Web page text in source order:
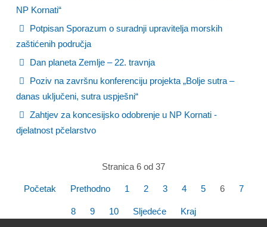
NP Kornati“
Potpisan Sporazum o suradnji upravitelja morskih
zaštićenih područja
Dan planeta Zemlje – 22. travnja
Poziv na završnu konferenciju projekta „Bolje sutra –
danas uključeni, sutra uspješni“
Zahtjev za koncesijsko odobrenje u NP Kornati -
djelatnost pčelarstvo
Stranica 6 od 37
Početak Prethodno 1 2 3 4 5 6 7
8 9 10 Sljedeće Kraj